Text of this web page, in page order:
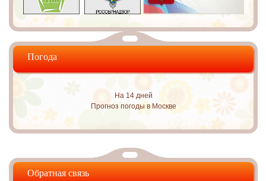
Погода
На 14 дней
Прогноз погоды в Москве
Обратная связь